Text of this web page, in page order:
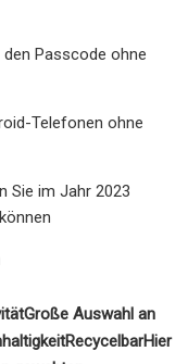
Passcode ohne
Telefonen ohne
Sie im Jahr 2023
Große Auswahl an
RecycelbarHier